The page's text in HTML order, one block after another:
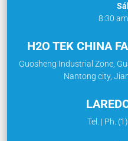
8:30
H2O TEK CHINA
Guosheng Industrial Zone,
Nantong city,
Tel. | Ph.